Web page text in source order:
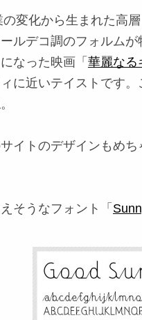
変化から生まれた高
ルデコ調のフォルム
なった映画「 華麗なる
に近いテイストです
イトのデザインもめ
そうなフォント「